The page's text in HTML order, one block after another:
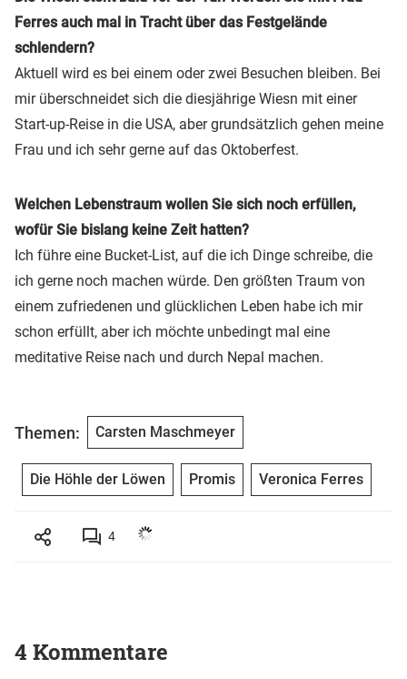
Ferres auch mal in Tracht über das Festgelände
schlendern?
Aktuell wird es bei einem oder zwei Besuchen bleiben. Bei
mir überschneidet sich die diesjährige Wiesn mit einer
Start-up-Reise in die USA, aber grundsätzlich gehen meine
Frau und ich sehr gerne auf das Oktoberfest.
Welchen Lebenstraum wollen Sie sich noch erfüllen,
wofür Sie bislang keine Zeit hatten?
Ich führe eine Bucket-List, auf die ich Dinge schreibe, die
ich gerne noch machen würde. Den größten Traum von
einem zufriedenen und glücklichen Leben habe ich mir
schon erfüllt, aber ich möchte unbedingt mal eine
meditative Reise nach und durch Nepal machen.
Themen: Carsten Maschmeyer
Die Höhle der Löwen Promis Veronica Ferres
4
4 Kommentare